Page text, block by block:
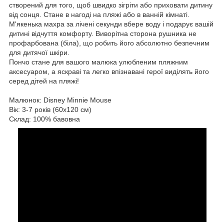
створений для того, щоб швидко зігріти або приховати дитину
від сонця. Стане в нагоді на пляжі або в ванній кімнаті.
М'якенька махра за лічені секунди вбере воду і подарує вашій
дитині відчуття комфорту. Виворітна сторона рушника не
профарбована (біла), що робить його абсолютно безпечним
для дитячої шкіри.
Пончо стане для вашого малюка улюбленим пляжним
аксесуаром, а яскраві та легко впізнавані герої виділять його
серед дітей на пляжі!
Малюнок: Disney Minnie Mouse
Вік: 3-7 років (60x120 см)
Склад: 100% бавовна